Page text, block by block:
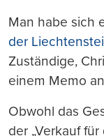
Man habe sich
der
Zuständige,
einem Memo
Obwohl das
der „Verkauf